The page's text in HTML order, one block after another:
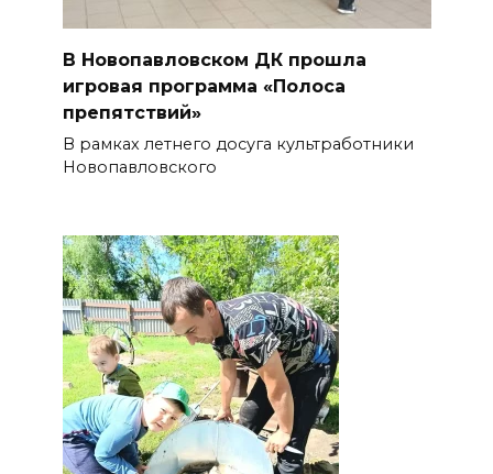
В Новопавловском ДК прошла
игровая программа «Полоса
препятствий»
В рамках летнего досуга культработники
Новопавловского